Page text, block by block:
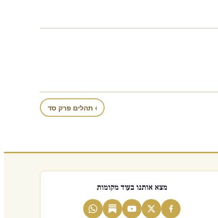
› תהלים פרק סד
מצא אותנו בעוד מקומות